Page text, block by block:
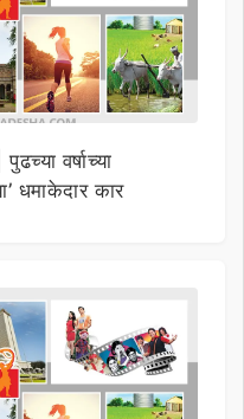
वर्षाच्या
धमाकेदार कार